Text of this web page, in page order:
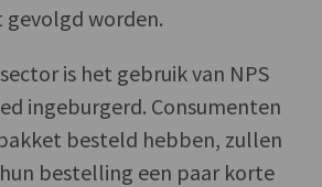
worden.
is het gebruik van NPS
ingeburgerd. Consumenten
besteld hebben, zullen
bestelling een paar korte